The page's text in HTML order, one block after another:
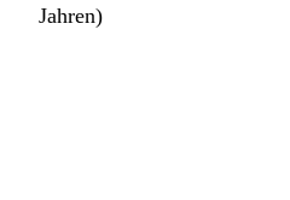
Jahren)